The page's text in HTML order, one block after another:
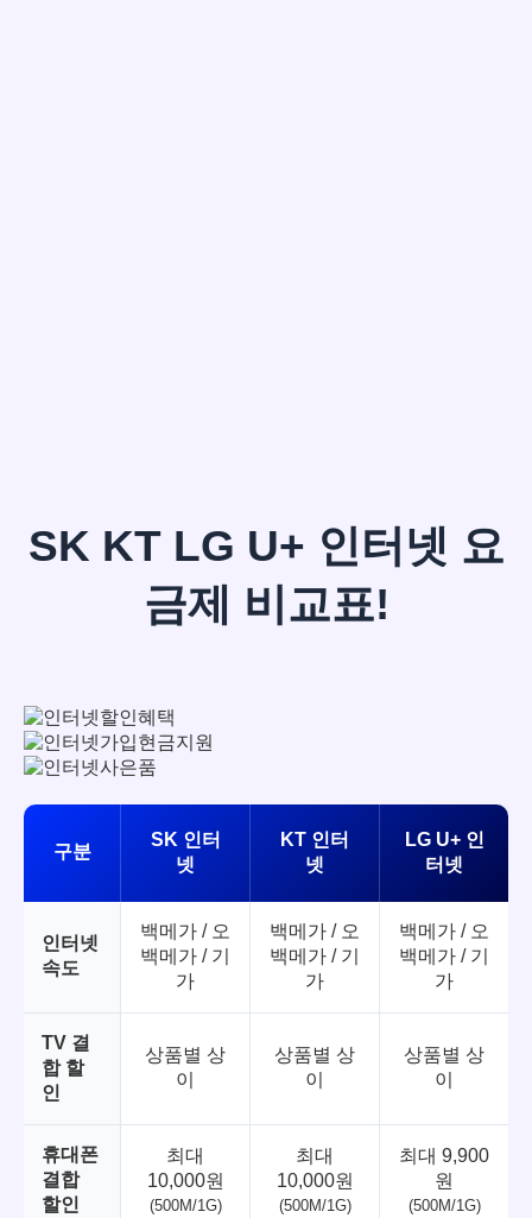
SK KT LG U+ 인터넷 요
금제 비교표!
구분
SK 인터
넷
KT 인터
넷
LG U+ 인
터넷
인터넷
속도
백메가 / 오
백메가 / 기
가
백메가 / 오
백메가 / 기
가
백메가 / 오
백메가 / 기
가
TV 결
합 할
인
상품별 상
이
상품별 상
이
상품별 상
이
휴대폰
결합
할인
최대
10,000원
(500M/1G)
최대
10,000원
(500M/1G)
최대 9,900
원
(500M/1G)